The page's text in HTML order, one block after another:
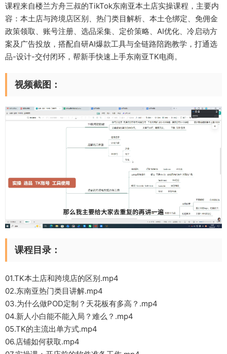
课程来自楼兰方舟三叔的TikTok东南亚本土店实操课程，主要内
容：本土店与跨境店区别、热门类目解析、本土仓绑定、免佣金
政策领取、账号注册、选品采集、定价策略、AI优化、冷启动方
案及广告投放，搭配自研AI爆款工具与全链路陪跑教学，打通选
品-设计-交付闭环，帮新手快速上手东南亚TK电商。
视频截图：
课程目录：
01.TK本土店和跨境店的区别.mp4
02.东南亚热门类目讲解.mp4
03.为什么做POD定制？天花板有多高？.mp4
04.新人小白能不能入局？难么？.mp4
05.TK的主流出单方式.mp4
06.店铺如何获取.mp4